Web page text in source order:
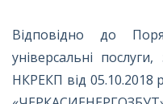
Відповідно до
універсальні
НКРЕКП від 05.10.2018